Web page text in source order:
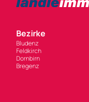
Bezirke
Bludenz
Feldkirch
Dornbirn
Bregenz